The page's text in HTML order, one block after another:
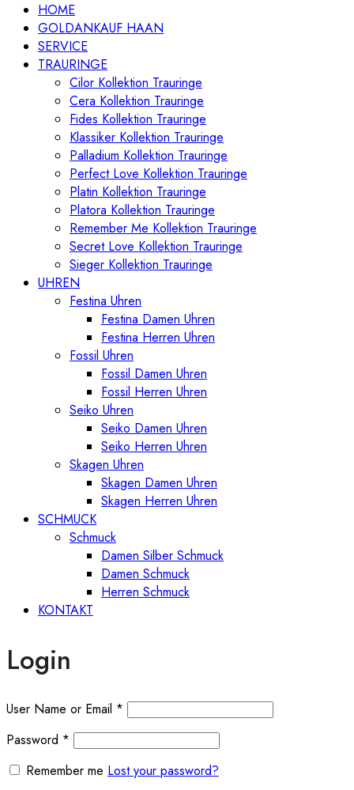
HOME
GOLDANKAUF HAAN
SERVICE
TRAURINGE
Cilor Kollektion Trauringe
Cera Kollektion Trauringe
Fides Kollektion Trauringe
Klassiker Kollektion Trauringe
Palladium Kollektion Trauringe
Perfect Love Kollektion Trauringe
Platin Kollektion Trauringe
Platora Kollektion Trauringe
Remember Me Kollektion Trauringe
Secret Love Kollektion Trauringe
Sieger Kollektion Trauringe
UHREN
Festina Uhren
Festina Damen Uhren
Festina Herren Uhren
Fossil Uhren
Fossil Damen Uhren
Fossil Herren Uhren
Seiko Uhren
Seiko Damen Uhren
Seiko Herren Uhren
Skagen Uhren
Skagen Damen Uhren
Skagen Herren Uhren
SCHMUCK
Schmuck
Damen Silber Schmuck
Damen Schmuck
Herren Schmuck
KONTAKT
Login
User Name or Email *
Password *
Remember me Lost your password?